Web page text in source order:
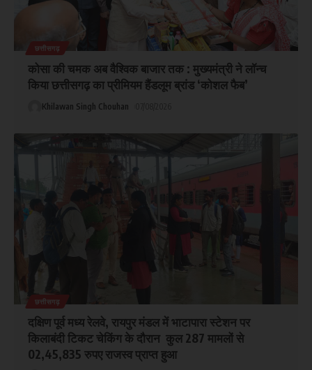
छत्तीसगढ़
कोसा की चमक अब वैश्विक बाजार तक : मुख्यमंत्री ने लॉन्च
किया छत्तीसगढ़ का प्रीमियम हैंडलूम ब्रांड ‘कोशल फैब’
Khilawan Singh Chouhan
छत्तीसगढ़
दक्षिण पूर्व मध्य रेलवे, रायपुर मंडल में भाटापारा स्टेशन पर
किलाबंदी टिकट चेकिंग के दौरान कुल 287 मामलों से
02,45,835 रुपए राजस्व प्राप्त हुआ